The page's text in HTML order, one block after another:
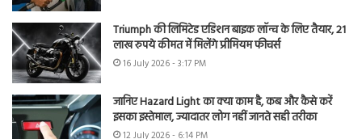
Triumph की लिमिटेड एडिशन बाइक लॉन्च के लिए तैयार, 21
लाख रुपये कीमत में मिलेंगे प्रीमियम फीचर्स
16 July 2026 - 3:17 PM
जानिए Hazard Light का क्या काम है, कब और कैसे करें
इसका इस्तेमाल, ज्यादातर लोग नहीं जानते सही तरीका
12 July 2026 - 6:14 PM